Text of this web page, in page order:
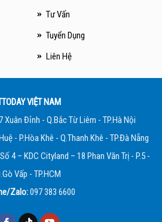
Tư Vấn
Tuyển Dụng
Liên Hệ
VIỆT NAM
Đỉnh - Q.Bắc Từ Liêm - TP.Hà Nội
- P.Hòa Khê - Q.Thanh Khê - TP.Đà Nẵng
4 – KDC Cityland – 18 Phan Văn Trị - P.5 -
Vấp - TP.HCM
Zalo:097 383 6600